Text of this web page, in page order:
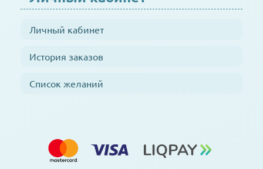
Личный кабинет
История заказов
Список желаний